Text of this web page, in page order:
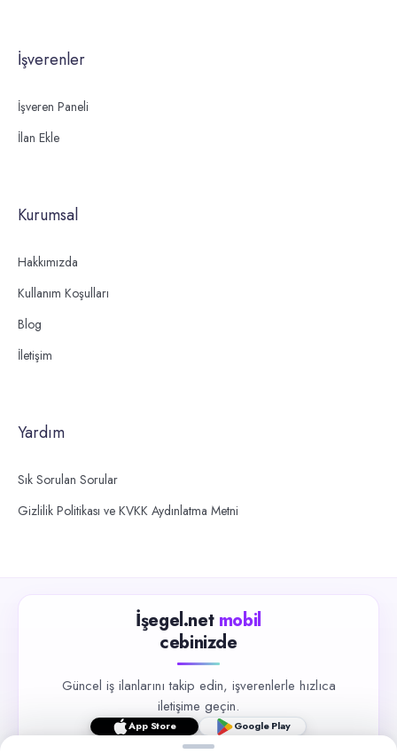
İşverenler
İşveren Paneli
İlan Ekle
Kurumsal
Hakkımızda
Kullanım Koşulları
Blog
İletişim
Yardım
Sık Sorulan Sorular
Gizlilik Politikası ve KVKK Aydınlatma Metni
İşegel.net mobil
cebinizde
Güncel iş ilanlarını takip edin, işverenlerle hızlıca
iletişime geçin.
App Store Google Play